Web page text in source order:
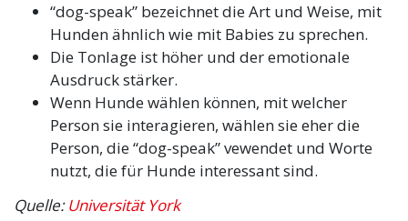
“dog-speak” bezeichnet die Art und Weise, mit
Hunden ähnlich wie mit Babies zu sprechen.
Die Tonlage ist höher und der emotionale
Ausdruck stärker.
Wenn Hunde wählen können, mit welcher
Person sie interagieren, wählen sie eher die
Person, die “dog-speak” vewendet und Worte
nutzt, die für Hunde interessant sind.
Quelle:Universität York